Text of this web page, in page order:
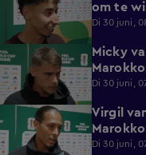
om te
zijn
Di 30 juni,
1:44
Micky
Di 30 juni,
Virgil
Di 30 juni,